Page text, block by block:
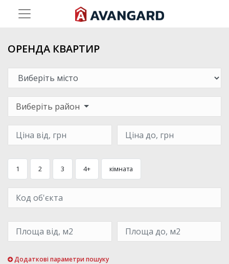
ОРЕНДА КВАРТИР
Виберіть район
1 2 3 4+ кімната
Додаткові параметри пошуку